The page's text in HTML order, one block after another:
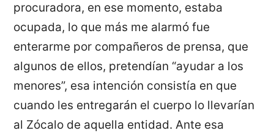
procuradora, en ese momento, estaba
ocupada, lo que más me alarmó fue
enterarme por compañeros de prensa, que
algunos de ellos, pretendían “ayudar a los
menores”, esa intención consistía en que
cuando les entregarán el cuerpo lo llevarían
al Zócalo de aquella entidad. Ante esa